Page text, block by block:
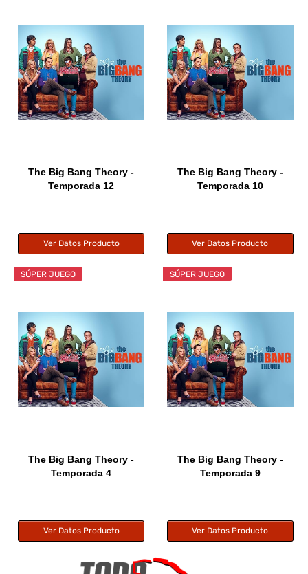
The Big Bang Theory -
Temporada 12
Ver Datos Producto
The Big Bang Theory -
Temporada 10
Ver Datos Producto
SÚPER JUEGO
The Big Bang Theory -
Temporada 4
Ver Datos Producto
SÚPER JUEGO
The Big Bang Theory -
Temporada 9
Ver Datos Producto